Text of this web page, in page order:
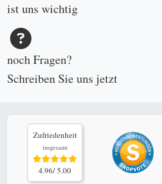
ist uns wichtig
noch Fragen?
Schreiben Sie uns jetzt
Zufriedenheit
insgesamt
4.96/ 5.00